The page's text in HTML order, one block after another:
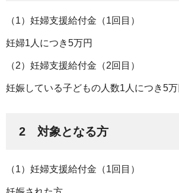
（1）妊婦支援給付金（1回目）
妊婦1人につき5万円
（2）妊婦支援給付金（2回目）
妊娠している子どもの人数1人につき5万
2 対象となる方
（1）妊婦支援給付金（1回目）